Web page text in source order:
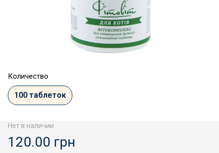
Количество
100 таблеток
Нет в наличии
120.00 грн